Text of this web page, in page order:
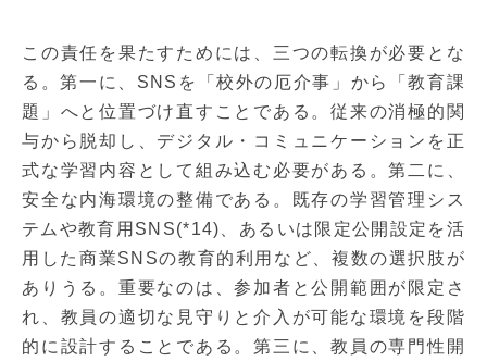
この責任を果たすためには、三つの転換が必要とな
る。第一に、SNSを「校外の厄介事」から「教育課
題」へと位置づけ直すことである。従来の消極的関
与から脱却し、デジタル・コミュニケーションを正
式な学習内容として組み込む必要がある。第二に、
安全な内海環境の整備である。既存の学習管理シス
テムや教育用SNS(*14)、あるいは限定公開設定を活
用した商業SNSの教育的利用など、複数の選択肢が
ありうる。重要なのは、参加者と公開範囲が限定さ
れ、教員の適切な見守りと介入が可能な環境を段階
的に設計することである。第三に、教員の専門性開